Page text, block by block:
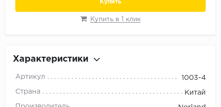
Купить
Купить в 1 клик
Характеристики
Артикул 1003-4
Страна Китай